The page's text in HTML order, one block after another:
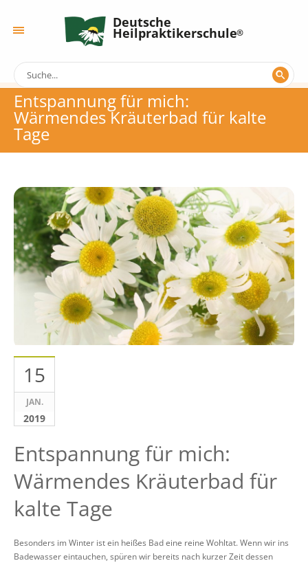
Deutsche
Heilpraktikerschule
Entspannung für mich:
Wärmendes Kräuterbad für kalte
Tage
15
JAN.
2019
Entspannung für mich:
Wärmendes Kräuterbad für
kalte Tage
Besonders im Winter ist ein heißes Bad eine reine Wohltat. Wenn wir ins
Badewasser eintauchen, spüren wir bereits nach kurzer Zeit dessen